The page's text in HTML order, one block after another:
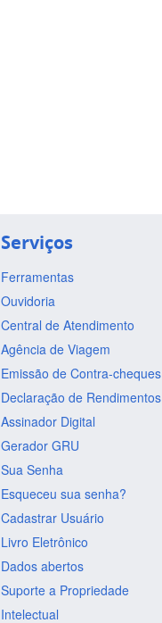
Serviços
Ferramentas
Ouvidoria
Central de Atendimento
Agência de Viagem
Emissão de Contra-cheques
Declaração de Rendimentos
Assinador Digital
Gerador GRU
Sua Senha
Esqueceu sua senha?
Cadastrar Usuário
Livro Eletrônico
Dados abertos
Suporte a Propriedade
Intelectual